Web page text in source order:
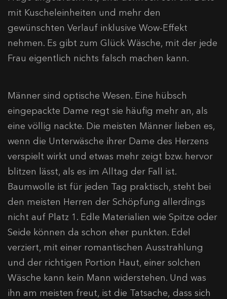
mit Kuscheleinheiten und mehr den
gewünschten Verlauf inklusive Wow-Effekt
nehmen. Es gibt zum Glück Wäsche, mit der jede
Frau eigentlich nichts falsch machen kann.
Männer sind optische Wesen. Eine hübsch
eingepackte Dame regt sie häufig mehr an, als
eine völlig nackte. Die meisten Männer lieben es,
wenn die Unterwäsche ihrer Dame des Herzens
verspielt wirkt und etwas mehr zeigt bzw. hervor
blitzen lässt, als es im Alltag der Fall ist.
Baumwolle ist für jeden Tag praktisch, steht bei
den meisten Herren der Schöpfung allerdings
nicht auf Platz 1. Edle Materialien wie Spitze oder
Seide können da schon eher punkten. Edel
verziert, mit einer romantischen Ausstrahlung
und der richtigen Portion Haut, einer solchen
Wäsche kann kein Mann widerstehen. Und was
ihn am meisten freut, ist die Tatsache, dass sich